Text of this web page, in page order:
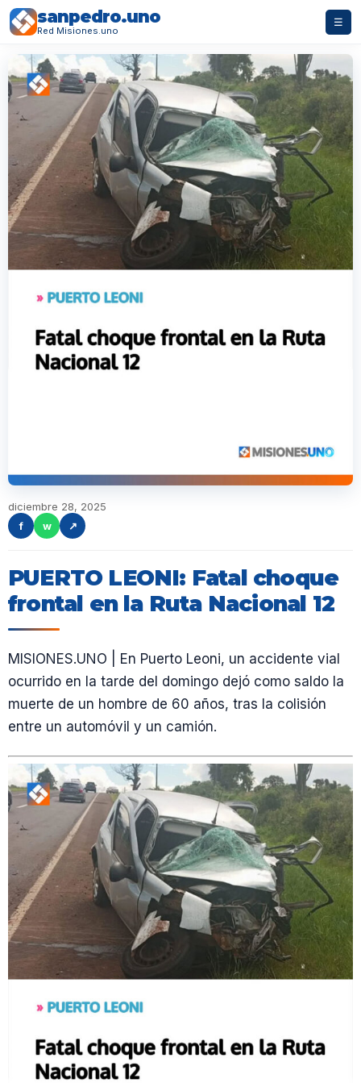
sanpedro.uno
Red Misiones.uno
☰
diciembre 28, 2025
f
w ↗
PUERTO LEONI: Fatal choque
frontal en la Ruta Nacional 12
MISIONES.UNO | En Puerto Leoni, un accidente vial
ocurrido en la tarde del domingo dejó como saldo la
muerte de un hombre de 60 años, tras la colisión
entre un automóvil y un camión.